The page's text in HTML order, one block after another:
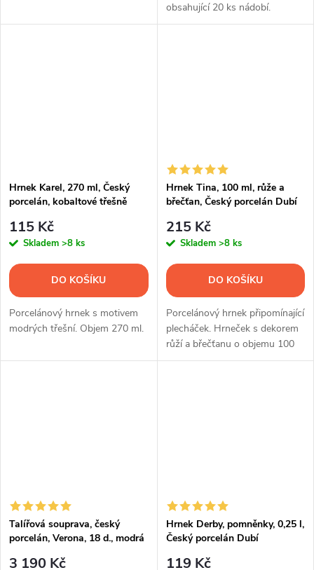
obsahující 20 ks nádobí.
Hrnek Karel, 270 ml, Český
porcelán, kobaltové třešně
115 Kč
Skladem >8 ks
DO KOŠÍKU
Porcelánový hrnek s motivem
modrých třešní. Objem 270 ml.
Hrnek Tina, 100 ml, růže a
břečťan, Český porcelán Dubí
215 Kč
Skladem >8 ks
DO KOŠÍKU
Porcelánový hrnek připomínající
plecháček. Hrneček s dekorem
růží a břečťanu o objemu 100
ml.
Talířová souprava, český
porcelán, Verona, 18 d., modrá
3 190 Kč
Hrnek Derby, pomněnky, 0,25 l,
Český porcelán Dubí
119 Kč